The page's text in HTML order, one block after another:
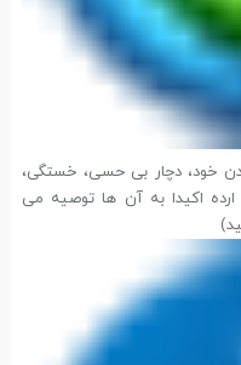
بدن خود، دچار بی حسی، خستگی،
اکیدا به آن ها توصیه می